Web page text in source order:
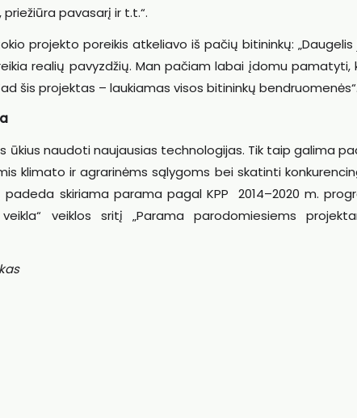
pavasarį ir t.t.“.
projekto poreikis atkeliavo iš pačių bitininkų:
realių pavyzdžių. Man pačiam labai įdomu pamatyti,
šis projektas – laukiamas visos bitininkų bendruomenės“.
ūkius naudoti naujausias technologijas. Tik taip galima
klimato ir agrarinėms sąlygoms bei skatinti
skiriama parama pagal KPP 2014–2020 m.
veiklos sritį „Parama parodomiesiems